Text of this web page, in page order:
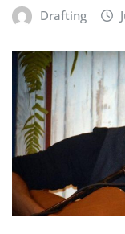
Drafting